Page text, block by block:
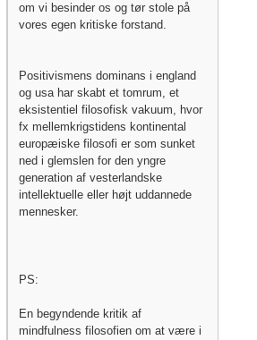
om vi besinder os og tør stole på
vores egen kritiske forstand.
Positivismens dominans i england
og usa har skabt et tomrum, et
eksistentiel filosofisk vakuum, hvor
fx mellemkrigstidens kontinental
europæiske filosofi er som sunket
ned i glemslen for den yngre
generation af vesterlandske
intellektuelle eller højt uddannede
mennesker.
PS:
En begyndende kritik af
mindfulness filosofien om at være i